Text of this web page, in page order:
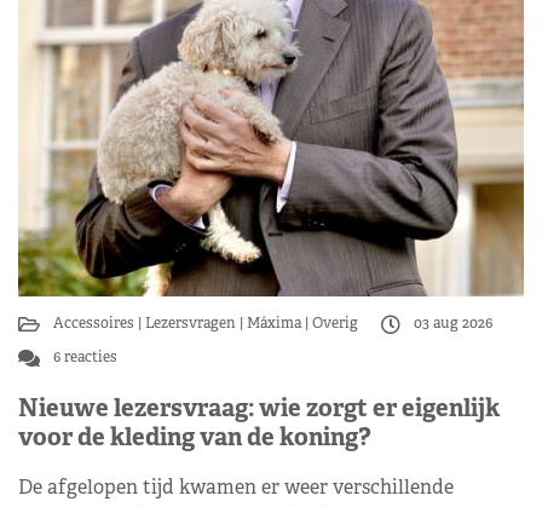
Accessoires Lezersvragen Máxima Overig
03 aug 2026
6 reacties
Nieuwe lezersvraag: wie zorgt er eigenlijk
voor de kleding van de koning?
De afgelopen tijd kwamen er weer verschillende